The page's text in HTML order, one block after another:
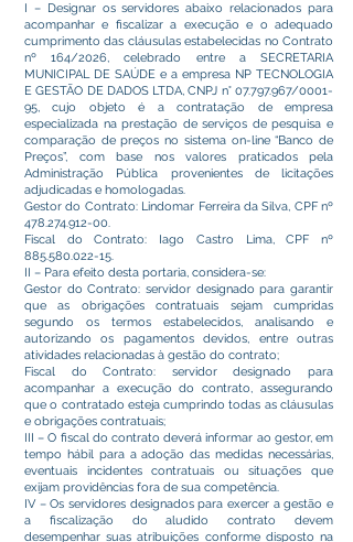
I – Designar os servidores abaixo relacionados para
acompanhar e fiscalizar a execução e o adequado
cumprimento das cláusulas estabelecidas no Contrato
nº 164/2026, celebrado entre a SECRETARIA
MUNICIPAL DE SAÚDE e a empresa NP TECNOLOGIA
E GESTÃO DE DADOS LTDA, CNPJ n° 07.797.967/0001-
95, cujo objeto é a contratação de empresa
especializada na prestação de serviços de pesquisa e
comparação de preços no sistema on-line “Banco de
Preços”, com base nos valores praticados pela
Administração Pública provenientes de licitações
adjudicadas e homologadas.
Gestor do Contrato: Lindomar Ferreira da Silva, CPF nº
478.274.912-00.
Fiscal do Contrato: Iago Castro Lima, CPF nº
885.580.022-15.
II – Para efeito desta portaria, considera-se:
Gestor do Contrato: servidor designado para garantir
que as obrigações contratuais sejam cumpridas
segundo os termos estabelecidos, analisando e
autorizando os pagamentos devidos, entre outras
atividades relacionadas à gestão do contrato;
Fiscal do Contrato: servidor designado para
acompanhar a execução do contrato, assegurando
que o contratado esteja cumprindo todas as cláusulas
e obrigações contratuais;
III – O fiscal do contrato deverá informar ao gestor, em
tempo hábil para a adoção das medidas necessárias,
eventuais incidentes contratuais ou situações que
exijam providências fora de sua competência.
IV – Os servidores designados para exercer a gestão e
a fiscalização do aludido contrato devem
desempenhar suas atribuições conforme disposto na